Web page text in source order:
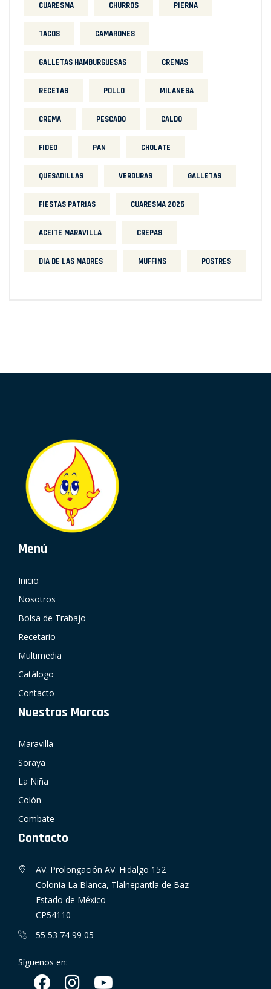
CUARESMA CHURROS PIERNA
TACOS CAMARONES
GALLETAS HAMBURGUESAS CREMAS
RECETAS POLLO MILANESA
CREMA PESCADO CALDO
FIDEO PAN CHOLATE
QUESADILLAS VERDURAS GALLETAS
FIESTAS PATRIAS CUARESMA 2026
ACEITE MARAVILLA CREPAS
DIA DE LAS MADRES MUFFINS POSTRES
Menú
Inicio
Nosotros
Bolsa de Trabajo
Recetario
Multimedia
Catálogo
Contacto
Nuestras Marcas
Maravilla
Soraya
La Niña
Colón
Combate
Contacto
AV. Prolongación AV. Hidalgo 152
Colonia La Blanca, Tlalnepantla de Baz
Estado de México
CP54110
55 53 74 99 05
Síguenos en: